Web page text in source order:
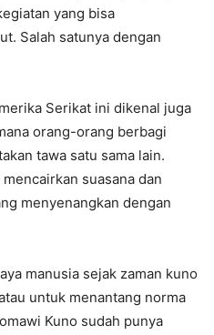
yang bisa
Salah satunya dengan
Serikat ini dikenal juga
orang-orang berbagi
tawa satu sama lain.
suasana dan
menyenangkan dengan
manusia sejak zaman kuno
untuk menantang norma
Kuno sudah punya